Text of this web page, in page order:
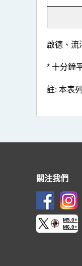
娜
(2517)
啟德、流
* 十分鐘
註: 本表
關注我們
M5.0+
M6.0+